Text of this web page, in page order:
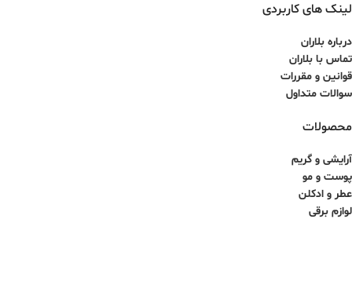
لینک های کاربردی
درباره بلاران
تماس با بلاران
قوانین و مقررات
سوالات متداول
محصولات
آرایشی و گریم
پوست و مو
عطر و ادکلن
لوازم برقی